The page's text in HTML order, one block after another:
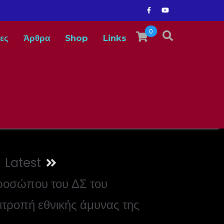
0
Άρθρα Shop Links
Latest
του ΔΣ του
εθνικής άμυνας της